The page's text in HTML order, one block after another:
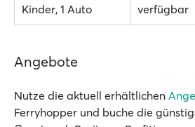
Kinder, 1 Auto
verfügbar
Angebote
Nutze die aktuell erhältlichen
Ferryhopper und buche die